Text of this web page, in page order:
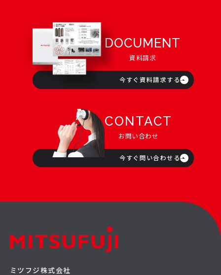
DOCUMENT
資料請求
今すぐ資料請求する
CONTACT
お問い合わせ
今すぐ問い合わせる
ミツフジ株式会社